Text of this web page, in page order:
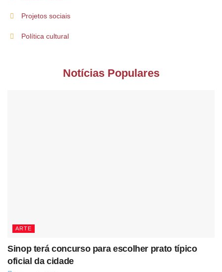
Projetos sociais
Política cultural
Notícias Populares
ARTE
Sinop terá concurso para escolher prato típico
oficial da cidade